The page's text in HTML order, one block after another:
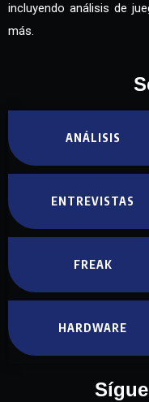
incluyendo análisis de
más.
ANÁLISIS
ENTREVISTAS
FREAK
HARDWARE